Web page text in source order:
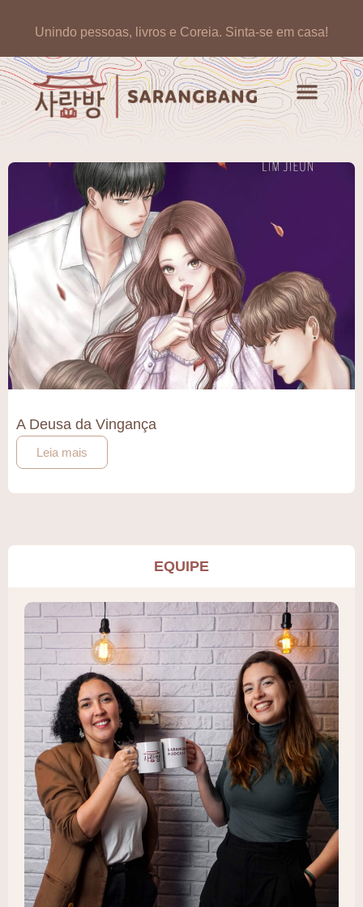
Unindo pessoas, livros e Coreia. Sinta-se em casa!
A Deusa da Vingança
Leia mais
EQUIPE